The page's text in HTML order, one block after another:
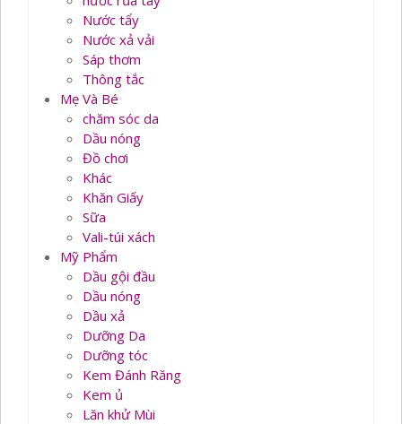
Nước tẩy
Nước xả vải
Sáp thơm
Thông tắc
Mẹ Và Bé
chăm sóc da
Dầu nóng
Đồ chơi
Khác
Khăn Giấy
Sữa
Vali-túi xách
Mỹ Phẩm
Dầu gội đầu
Dầu nóng
Dầu xả
Dưỡng Da
Dưỡng tóc
Kem Đánh Răng
Kem ủ
Lăn khử Mùi